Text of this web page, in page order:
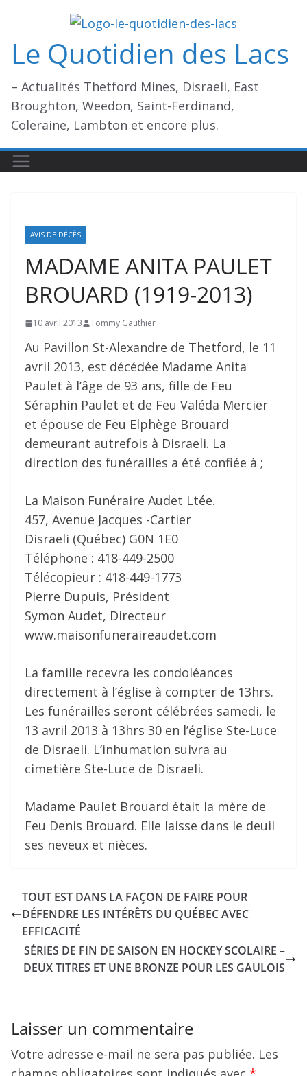
contenu
Le Quotidien des Lacs
– Actualités Thetford Mines, Disraeli, East
Broughton, Weedon, Saint-Ferdinand,
Coleraine, Lambton et encore plus.
AVIS DE DÉCÈS
MADAME ANITA PAULET
BROUARD (1919-2013)
10 avril 2013 Tommy Gauthier
Au Pavillon St-Alexandre de Thetford, le 11
avril 2013, est décédée Madame Anita
Paulet à l’âge de 93 ans, fille de Feu
Séraphin Paulet et de Feu Valéda Mercier
et épouse de Feu Elphège Brouard
demeurant autrefois à Disraeli. La
direction des funérailles a été confiée à ;
La Maison Funéraire Audet Ltée.
457, Avenue Jacques -Cartier
Disraeli (Québec) G0N 1E0
Téléphone : 418-449-2500
Télécopieur : 418-449-1773
Pierre Dupuis, Président
Symon Audet, Directeur
www.maisonfuneraireaudet.com
La famille recevra les condoléances
directement à l’église à compter de 13hrs.
Les funérailles seront célébrées samedi, le
13 avril 2013 à 13hrs 30 en l’église Ste-Luce
de Disraeli. L’inhumation suivra au
cimetière Ste-Luce de Disraeli.
Madame Paulet Brouard était la mère de
Feu Denis Brouard. Elle laisse dans le deuil
ses neveux et nièces.
TOUT EST DANS LA FAÇON DE FAIRE POUR
DÉFENDRE LES INTÉRÊTS DU QUÉBEC AVEC
EFFICACITÉ
SÉRIES DE FIN DE SAISON EN HOCKEY SCOLAIRE –
DEUX TITRES ET UNE BRONZE POUR LES GAULOIS
Laisser un commentaire
Votre adresse e-mail ne sera pas publiée. Les